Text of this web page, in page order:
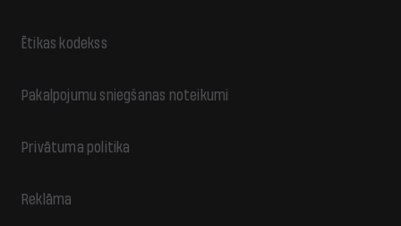
Ētikas kodekss
Pakalpojumu sniegšanas noteikumi
Privātuma politika
Reklāma